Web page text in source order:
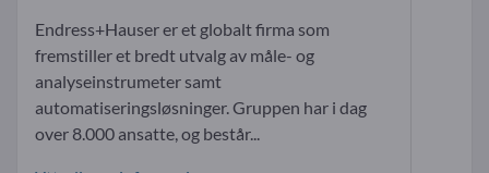
Endress+Hauser er et globalt firma som
fremstiller et bredt utvalg av måle- og
analyseinstrumeter samt
automatiseringsløsninger. Gruppen har i dag
over 8.000 ansatte, og består...